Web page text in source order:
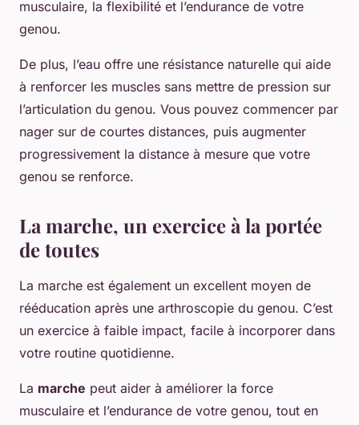
musculaire, la flexibilité et l’endurance de votre
genou.
De plus, l’eau offre une résistance naturelle qui aide
à renforcer les muscles sans mettre de pression sur
l’articulation du genou. Vous pouvez commencer par
nager sur de courtes distances, puis augmenter
progressivement la distance à mesure que votre
genou se renforce.
La marche, un exercice à la portée
de toutes
La marche est également un excellent moyen de
rééducation après une arthroscopie du genou. C’est
un exercice à faible impact, facile à incorporer dans
votre routine quotidienne.
La marche peut aider à améliorer la force
musculaire et l’endurance de votre genou, tout en